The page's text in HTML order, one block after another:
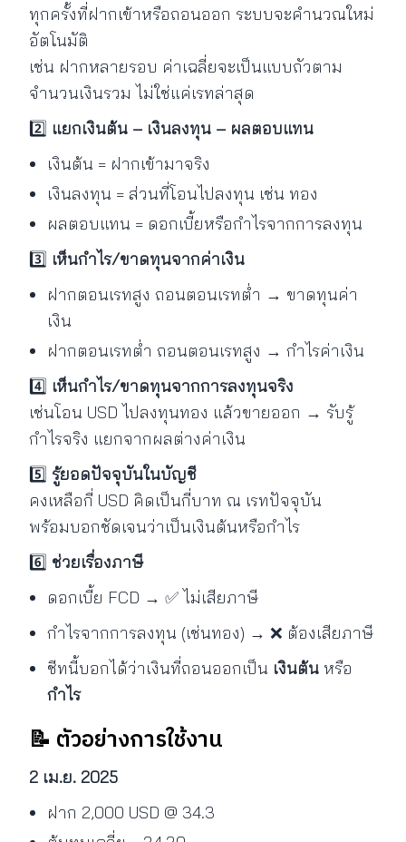
ทุกครั้งที่ฝากเข้าหรือถอนออก ระบบจะคำนวณใหม่
อัตโนมัติ
เช่น ฝากหลายรอบ ค่าเฉลี่ยจะเป็นแบบถัวตาม
จำนวนเงินรวม ไม่ใช่แค่เรทล่าสุด
2️⃣ แยกเงินต้น – เงินลงทุน – ผลตอบแทน
เงินต้น = ฝากเข้ามาจริง
เงินลงทุน = ส่วนที่โอนไปลงทุน เช่น ทอง
ผลตอบแทน = ดอกเบี้ยหรือกำไรจากการลงทุน
3️⃣ เห็นกำไร/ขาดทุนจากค่าเงิน
ฝากตอนเรทสูง ถอนตอนเรทต่ำ → ขาดทุนค่า
เงิน
ฝากตอนเรทต่ำ ถอนตอนเรทสูง → กำไรค่าเงิน
4️⃣ เห็นกำไร/ขาดทุนจากการลงทุนจริง
เช่นโอน USD ไปลงทุนทอง แล้วขายออก → รับรู้
กำไรจริง แยกจากผลต่างค่าเงิน
5️⃣ รู้ยอดปัจจุบันในบัญชี
คงเหลือกี่ USD คิดเป็นกี่บาท ณ เรทปัจจุบัน
พร้อมบอกชัดเจนว่าเป็นเงินต้นหรือกำไร
6️⃣ ช่วยเรื่องภาษี
ดอกเบี้ย FCD → ✅ ไม่เสียภาษี
กำไรจากการลงทุน (เช่นทอง) → ❌ ต้องเสียภาษี
ชีทนี้บอกได้ว่าเงินที่ถอนออกเป็น เงินต้น หรือ
กำไร
📝 ตัวอย่างการใช้งาน
2 เม.ย. 2025
ฝาก 2,000 USD @ 34.3